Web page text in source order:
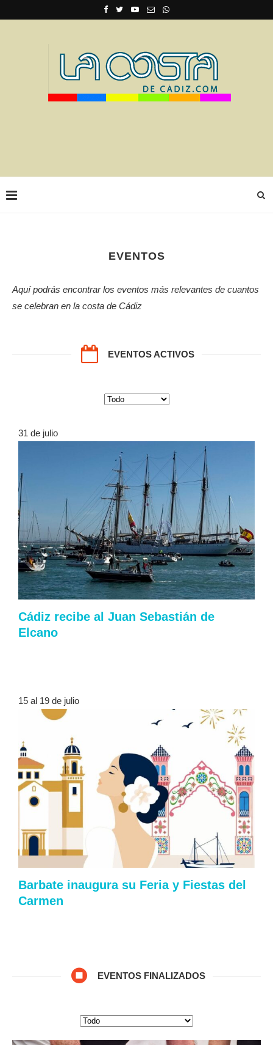
EVENTOS
Aquí podrás encontrar los eventos más relevantes de cuantos
se celebran en la costa de Cádiz
EVENTOS ACTIVOS
31 de julio
Cádiz recibe al Juan Sebastián de
Elcano
15 al 19 de julio
Barbate inaugura su Feria y Fiestas del
Carmen
EVENTOS FINALIZADOS